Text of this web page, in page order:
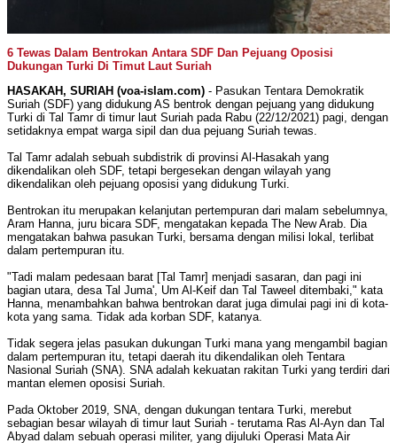
6 Tewas Dalam Bentrokan Antara SDF Dan Pejuang Oposisi
Dukungan Turki Di Timut Laut Suriah
HASAKAH, SURIAH (voa-islam.com) - Pasukan Tentara Demokratik
Suriah (SDF) yang didukung AS bentrok dengan pejuang yang didukung
Turki di Tal Tamr di timur laut Suriah pada Rabu (22/12/2021) pagi, dengan
setidaknya empat warga sipil dan dua pejuang Suriah tewas.
Tal Tamr adalah sebuah subdistrik di provinsi Al-Hasakah yang
dikendalikan oleh SDF, tetapi bergesekan dengan wilayah yang
dikendalikan oleh pejuang oposisi yang didukung Turki.
Bentrokan itu merupakan kelanjutan pertempuran dari malam sebelumnya,
Aram Hanna, juru bicara SDF, mengatakan kepada The New Arab. Dia
mengatakan bahwa pasukan Turki, bersama dengan milisi lokal, terlibat
dalam pertempuran itu.
"Tadi malam pedesaan barat [Tal Tamr] menjadi sasaran, dan pagi ini
bagian utara, desa Tal Juma', Um Al-Keif dan Tal Taweel ditembaki," kata
Hanna, menambahkan bahwa bentrokan darat juga dimulai pagi ini di kota-
kota yang sama. Tidak ada korban SDF, katanya.
Tidak segera jelas pasukan dukungan Turki mana yang mengambil bagian
dalam pertempuran itu, tetapi daerah itu dikendalikan oleh Tentara
Nasional Suriah (SNA). SNA adalah kekuatan rakitan Turki yang terdiri dari
mantan elemen oposisi Suriah.
Pada Oktober 2019, SNA, dengan dukungan tentara Turki, merebut
sebagian besar wilayah di timur laut Suriah - terutama Ras Al-Ayn dan Tal
Abyad dalam sebuah operasi militer, yang dijuluki Operasi Mata Air